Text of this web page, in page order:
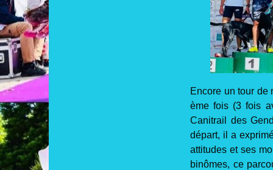
Encore un tour de
ème fois (3 fois
Canitrail des
départ, il a
attitudes et ses
binômes, ce